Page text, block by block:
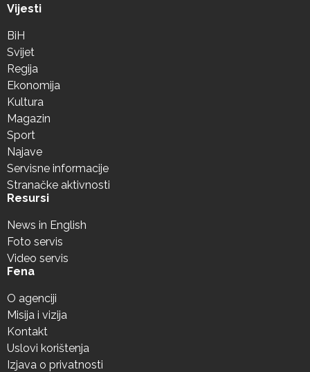
Vijesti
BiH
Svijet
Regija
Ekonomija
Kultura
Magazin
Sport
Najave
Servisne informacije
Stranačke aktivnosti
Resursi
News in English
Foto servis
Video servis
Fena
O agenciji
Misija i vizija
Kontakt
Uslovi korištenja
Izjava o privatnosti